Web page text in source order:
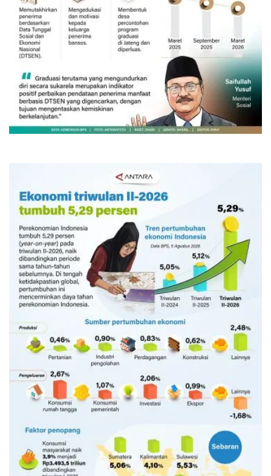
132 ribu keluarga graduasi dari
kemiskinan
7 Agustus 2026